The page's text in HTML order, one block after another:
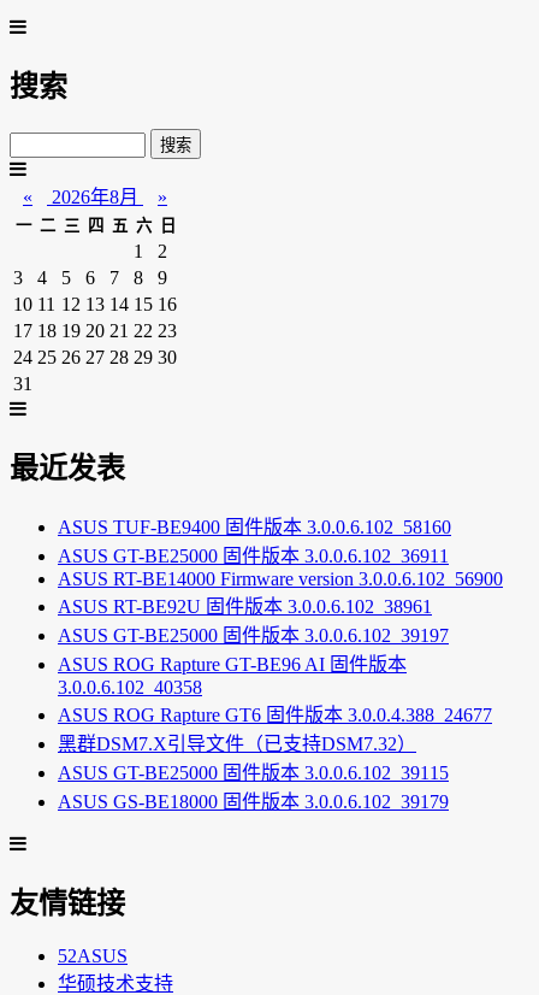
搜索
« 2026年8月 »
一 二 三 四 五 六 日
1
2
3
4 5 6 7 8
9
10 11 12 13 14 15 16
17 18 19 20 21 22 23
24 25 26 27 28 29 30
31
最近发表
ASUS TUF-BE9400 固件版本 3.0.0.6.102_58160
ASUS GT-BE25000 固件版本 3.0.0.6.102_36911
ASUS RT-BE14000 Firmware version 3.0.0.6.102_56900
ASUS RT-BE92U 固件版本 3.0.0.6.102_38961
ASUS GT-BE25000 固件版本 3.0.0.6.102_39197
ASUS ROG Rapture GT-BE96 AI 固件版本
3.0.0.6.102_40358
ASUS ROG Rapture GT6 固件版本 3.0.0.4.388_24677
黑群DSM7.X引导文件（已支持DSM7.32）
ASUS GT-BE25000 固件版本 3.0.0.6.102_39115
ASUS GS-BE18000 固件版本 3.0.0.6.102_39179
友情链接
52ASUS
华硕技术支持